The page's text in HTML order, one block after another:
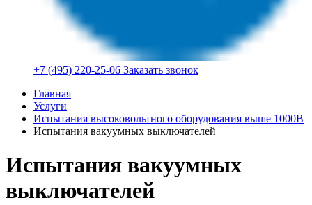
+7 (495) 220-25-06 Заказать звонок
Главная
Услуги
Испытания высоковольтного оборудования выше 1000В
Испытания вакуумных выключателей
Испытания вакуумных
выключателей